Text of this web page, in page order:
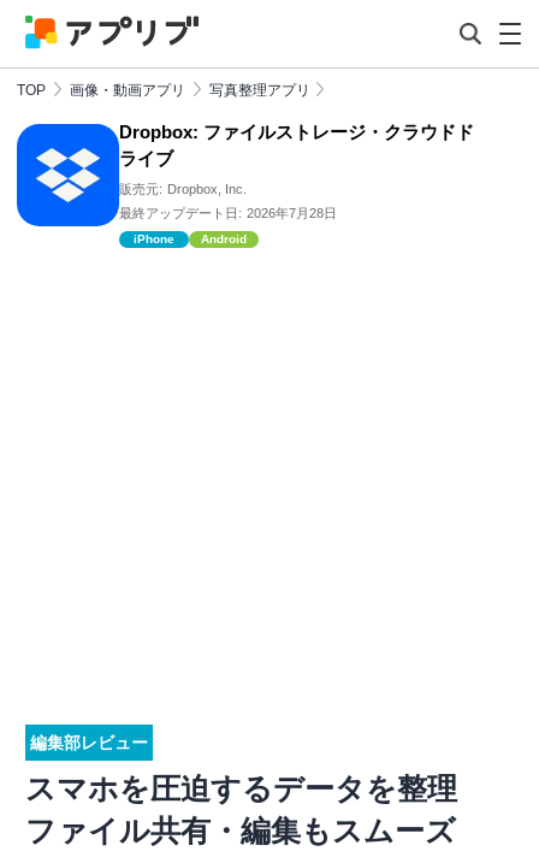
TOP 画像・動画アプリ 写真整理アプリ
Dropbox: ファイルストレージ・クラウドド
ライブ
販売元: Dropbox, Inc.
最終アップデート日: 2026年7月28日
iPhone Android
編集部レビュー
スマホを圧迫するデータを整理
ファイル共有・編集もスムーズ